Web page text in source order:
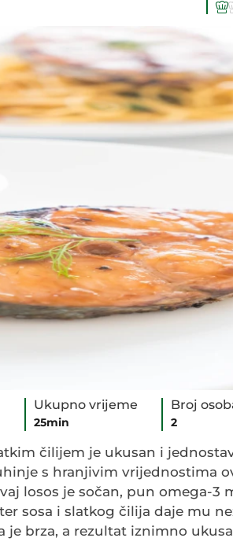
Ukupno vrijeme
25min
Broj
2
čilijem je ukusan i
s hranjivim vrijednostima
losos je sočan, pun omega-3
sosa i slatkog čilija daje mu
brza, a rezultat iznimno